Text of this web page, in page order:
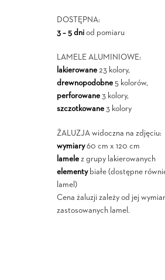
DOSTĘPNA:
3 – 5 dniod pomiaru
LAMELE ALUMINIOWE:
lakierowane23 kolory,
drewnopodobne5 kolorów,
perforowane3 kolory,
szczotkowane3 kolory
ŻALUZJA widoczna na zdjęciu:
wymiary60 cm x 120 cm
lamelez grupy lakierowanych
elementybiałe (dostępne
lamel)
Cena żaluzji zależy od jej
zastosowanych lamel.